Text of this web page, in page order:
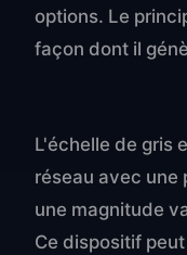
options. Le
façon dont il
L'échelle de gris
réseau avec une
une magnitude
Ce dispositif